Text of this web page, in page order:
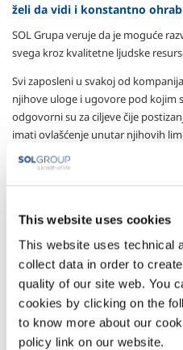
This website uses cookies
This website uses technical
collect data in order to
quality of our site web. You
cookies by clicking on the
to know more about our
policy link on our website.
želi da vidi i konstantno
SOL Grupa veruje da je moguće
svega kroz kvalitetne ljudske
Svi zaposleni u svakoj od
njihove uloge i ugovore pod kojim
odgovorni su za ciljeve čije
imati ovlašćenje unutar njihovih
organizacije, za donošenje odluka
autonomije, uz snažan, lojalan
profesionalizam moramo pronaći u
našoj želji da učimo i da se
U kompanijama iz Grupacije ne
poštovanja, netoleranciju,
zlostavljanje ili diskriminaciju bilo
zaobići ni na koji način niti iz bilo